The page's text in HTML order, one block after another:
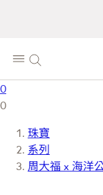
0
0
珠寶
系列
周大福 x 海洋